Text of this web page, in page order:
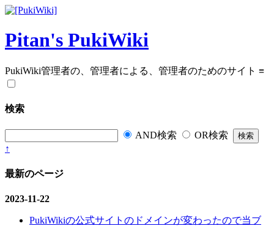
Pitan's PukiWiki
PukiWiki管理者の、管理者による、管理者のためのサイト ≡
検索
AND検索
OR検索
↑
最新のページ
2023-11-22
PukiWikiの公式サイトのドメインが変わったので当ブ